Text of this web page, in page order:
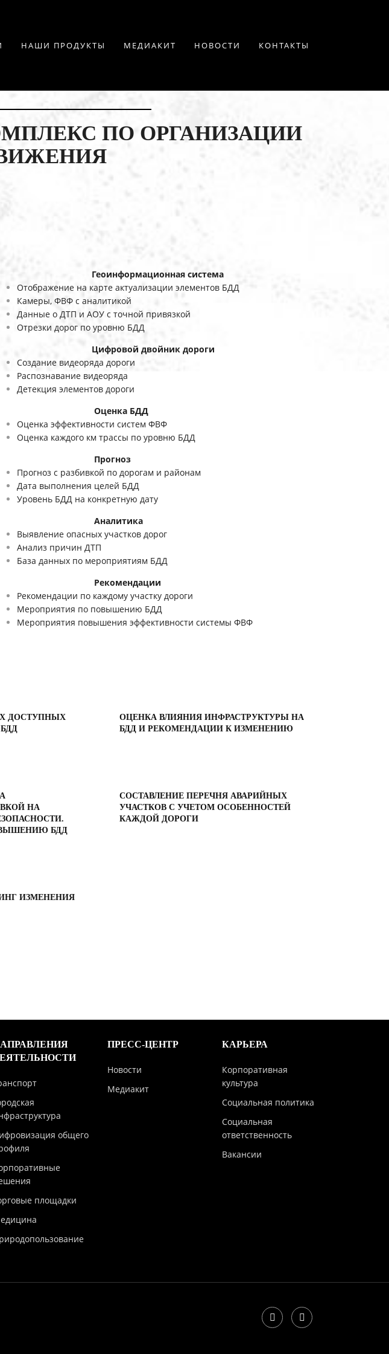
НАШИ ПРОДУКТЫ МЕДИАКИТ НОВОСТИ КОНТАКТЫ
ПО ОРГАНИЗАЦИИ
система
Отображение на карте актуализации элементов БДД
Камеры, ФВФ с аналитикой
Данные о ДТП и АОУ с точной привязкой
Отрезки дорог по уровню БДД
двойник дороги
Создание видеоряда дороги
Распознавание видеоряда
Детекция элементов дороги
БДД
Оценка эффективности систем ФВФ
Оценка каждого км трассы по уровню БДД
Прогноз с разбивкой по дорогам и районам
Дата выполнения целей БДД
Уровень БДД на конкретную дату
Выявление опасных участков дорог
Анализ причин ДТП
База данных по мероприятиям БДД
Рекомендации по каждому участку дороги
Мероприятия по повышению БДД
Мероприятия повышения эффективности системы ФВФ
ДОСТУПНЫХ
ОЦЕНКА ВЛИЯНИЯ ИНФРАСТРУКТУРЫ НА
БДД И РЕКОМЕНДАЦИИ К ИЗМЕНЕНИЮ
НА
БДД
СОСТАВЛЕНИЕ ПЕРЕЧНЯ АВАРИЙНЫХ
УЧАСТКОВ С УЧЕТОМ ОСОБЕННОСТЕЙ
КАЖДОЙ ДОРОГИ
ИЗМЕНЕНИЯ
общего
площадки
ПРЕСС-ЦЕНТР
Новости
Медиакит
КАРЬЕРА
Корпоративная
культура
Социальная политика
Социальная
ответственность
Вакансии